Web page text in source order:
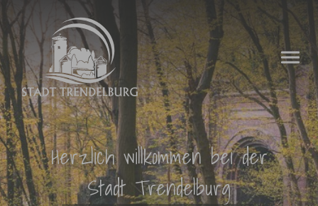
Zum Hauptinhalt springen
Herzlich willkommen bei der
Stadt Trendelburg